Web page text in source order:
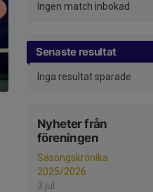
Ingen match inbokad
Senaste resultat
Inga resultat sparade
Nyheter från
föreningen
Säsongskrönika
2025/2026
3 jul